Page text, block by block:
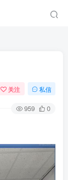
关注 私信
959 0